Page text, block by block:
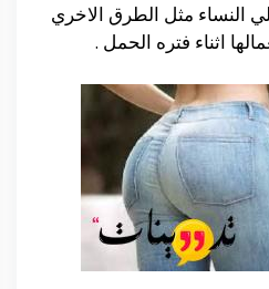
النساء مثل الطرق الاخري
اثناء فتره الحمل .